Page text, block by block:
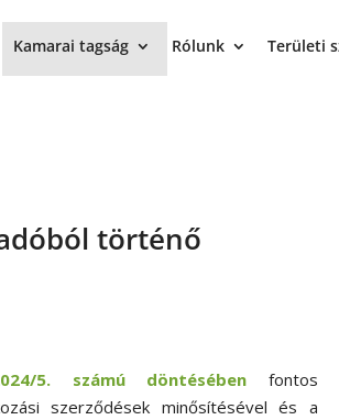
Kamarai tagság Rólunk Területi
történő
5. számú döntésében fontos
szerződések minősítésével és a